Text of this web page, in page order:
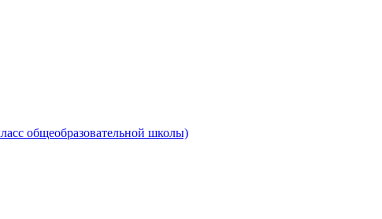
общеобразовательной школы)